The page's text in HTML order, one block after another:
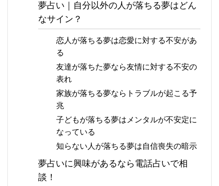
夢占い｜自分以外の人が落ちる夢はどん
なサイン？
恋人が落ちる夢は恋愛に対する不安があ
る
友達が落ちた夢なら友情に対する不安の
表れ
家族が落ちる夢ならトラブルが起こる予
兆
子どもが落ちる夢はメンタルが不安定に
なっている
知らない人が落ちる夢は自信喪失の暗示
夢占いに興味があるなら電話占いで相
談！